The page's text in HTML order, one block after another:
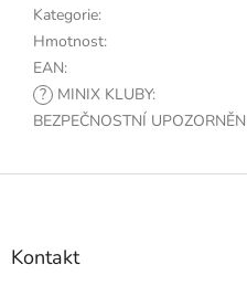
Kategorie:
Hmotnost:
EAN:
? MINIX KLUBY:
BEZPEČNOSTNÍ
Z
Kontakt